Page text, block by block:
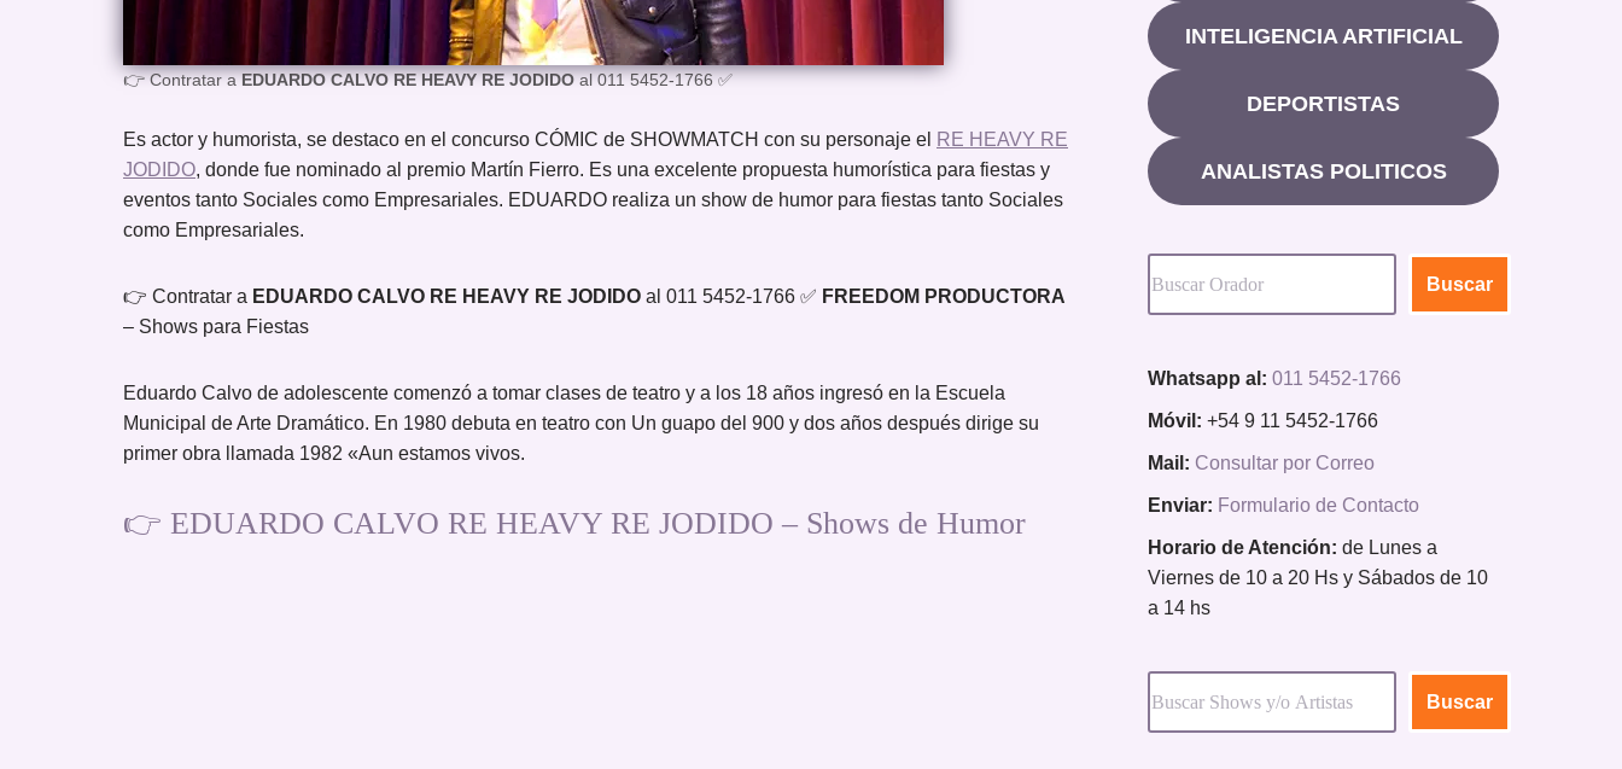
👉 Contratar aEDUARDO CALVO RE HEAVY RE JODIDOal 011 5452-1766 ✅
Es actor y humorista, se destaco en el concurso CÓMIC de SHOWMATCH con su personaje el
RE HEAVY RE
JODIDO, donde fue nominado al premio Martín Fierro. Es una excelente propuesta humorística para fiestas y
eventos tanto Sociales como Empresariales. EDUARDO realiza un show de humor para fiestas tanto Sociales
como Empresariales.
👉 Contratar a EDUARDO CALVO RE HEAVY RE JODIDO al 011 5452-1766 ✅ FREEDOM PRODUCTORA
– Shows para Fiestas
Eduardo Calvo de adolescente comenzó a tomar clases de teatro y a los 18 años ingresó en la Escuela
Municipal de Arte Dramático. En 1980 debuta en teatro con Un guapo del 900 y dos años después dirige su
primer obra llamada 1982 «Aun estamos vivos.
👉 EDUARDO CALVO RE HEAVY RE JODIDO – Shows de Humor
INTELIGENCIA ARTIFICIAL
DEPORTISTAS
ANALISTAS POLITICOS
Buscar
Whatsapp al: 011 5452-1766
Móvil: +54 9 11 5452-1766
Mail: Consultar por Correo
Enviar: Formulario de Contacto
Horario de Atención: de Lunes a
Viernes de 10 a 20 Hs y Sábados de 10
a 14 hs
Buscar